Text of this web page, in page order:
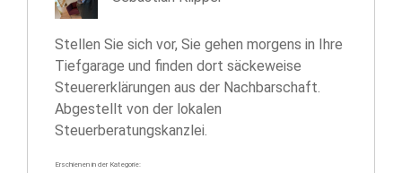
Stellen Sie sich vor, Sie gehen morgens in Ihre
Tiefgarage und finden dort säckeweise
Steuererklärungen aus der Nachbarschaft.
Abgestellt von der lokalen
Steuerberatungskanzlei.
Erschienen in der Kategorie: